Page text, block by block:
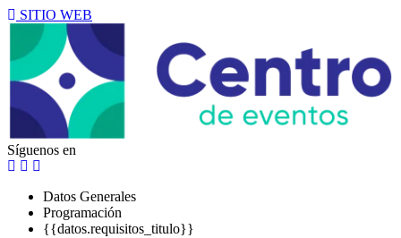
SITIO WEB
Síguenos en
Datos Generales
Programación
{{datos.requisitos_titulo}}